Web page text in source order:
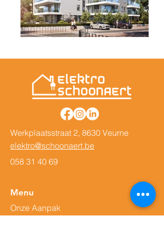
Werkplaatsstraat 2, 8630 Veurne
elektro@schoonaert.be
058 31 40 69
Menu
Onze Aanpak